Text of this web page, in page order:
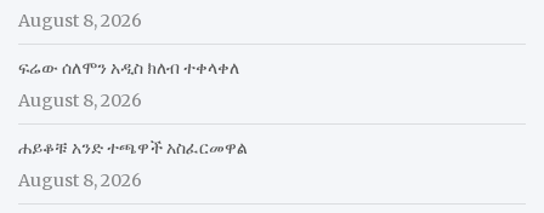
August 8, 2026
ፍሬው ሰለሞን አዲስ ክለብ ተቀላቀለ
August 8, 2026
ሐይቆቹ አንድ ተጫዋች አስፈርመዋል
August 8, 2026